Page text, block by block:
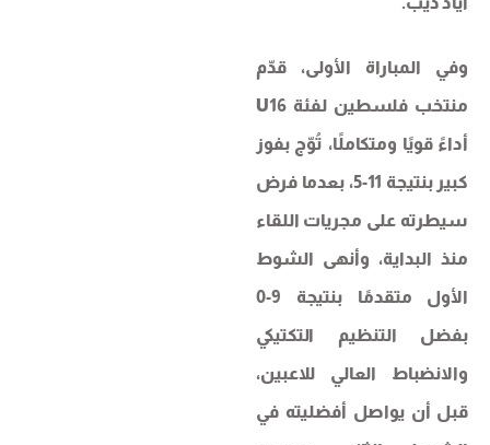
وفي المباراة الأولى، قدّم
منتخب فلسطين لفئة U16
أداءً قويًا ومتكاملًا، تُوّج بفوز
كبير بنتيجة 11-5، بعدما فرض
سيطرته على مجريات اللقاء
منذ البداية، وأنهى الشوط
الأول متقدمًا بنتيجة 9-0
بفضل التنظيم التكتيكي
والانضباط العالي للاعبين،
قبل أن يواصل أفضليته في